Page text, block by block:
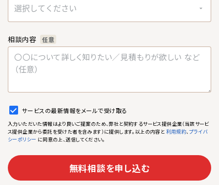
選択してください
相談内容 任意
サービスの最新情報をメールで受け取る
入力いただいた情報はより良いご提案のため、弊社と契約するサービス提供企業（当該サービ
ス提供企業から委託を受けた者を含みます）に提供します。以上の内容と 利用規約、プライバ
シーポリシー に同意の上、送信してください。
無料相談を申し込む